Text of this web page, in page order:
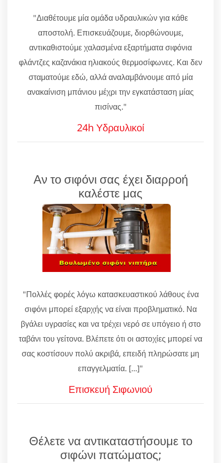
"Διαθέτουμε μία ομάδα υδραυλικών για κάθε
αποστολή. Επισκευάζουμε, διορθώνουμε,
αντικαθιστούμε χαλασμένα εξαρτήματα σιφόνια
φλάντζες καζανάκια ηλιακούς θερμοσίφωνες. Και δεν
σταματούμε εδώ, αλλά αναλαμβάνουμε από μία
ανακαίνιση μπάνιου μέχρι την εγκατάσταση μίας
πισίνας."
24h Υδραυλικοί
Αν το σιφόνι σας έχει διαρροή
καλέστε μας
"Πολλές φορές λόγω κατασκευαστικού λάθους ένα
σιφόνι μπορεί εξαρχής να είναι προβληματικό. Να
βγάλει υγρασίες και να τρέχει νερό σε υπόγειο ή στο
ταβάνι του γείτονα. Βλέπετε ότι οι αστοχίες μπορεί να
σας κοστίσουν πολύ ακριβά, επειδή πληρώσατε μη
επαγγελματία. [...]"
Επισκευή Σιφωνιού
Θέλετε να αντικαταστήσουμε το
σιφώνι πατώματος;